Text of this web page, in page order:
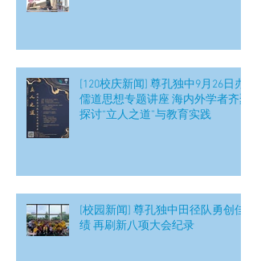
[120校庆新闻] 尊孔独中9月26日办
儒道思想专题讲座 海内外学者齐聚
探讨“立人之道”与教育实践
[校园新闻] 尊孔独中田径队勇创佳
绩 再刷新八项大会纪录